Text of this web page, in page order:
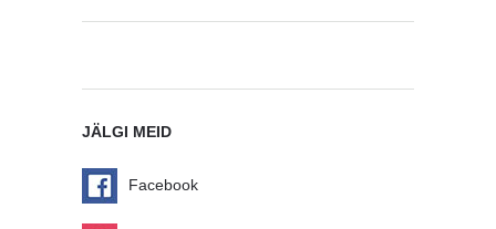
JÄLGI MEID
Facebook